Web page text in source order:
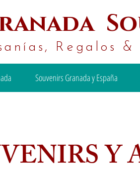
Regalos &
Souvenirs Granada y España
Y